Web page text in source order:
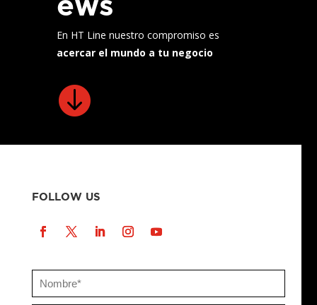
En HT Line nuestro compromiso es
acercar el mundo a tu negocio

FOLLOW US